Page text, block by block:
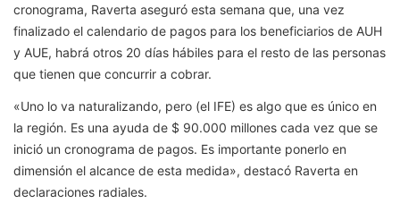
cronograma, Raverta aseguró esta semana que, una vez
finalizado el calendario de pagos para los beneficiarios de AUH
y AUE, habrá otros 20 días hábiles para el resto de las personas
que tienen que concurrir a cobrar.
«Uno lo va naturalizando, pero (el IFE) es algo que es único en
la región. Es una ayuda de $ 90.000 millones cada vez que se
inició un cronograma de pagos. Es importante ponerlo en
dimensión el alcance de esta medida», destacó Raverta en
declaraciones radiales.